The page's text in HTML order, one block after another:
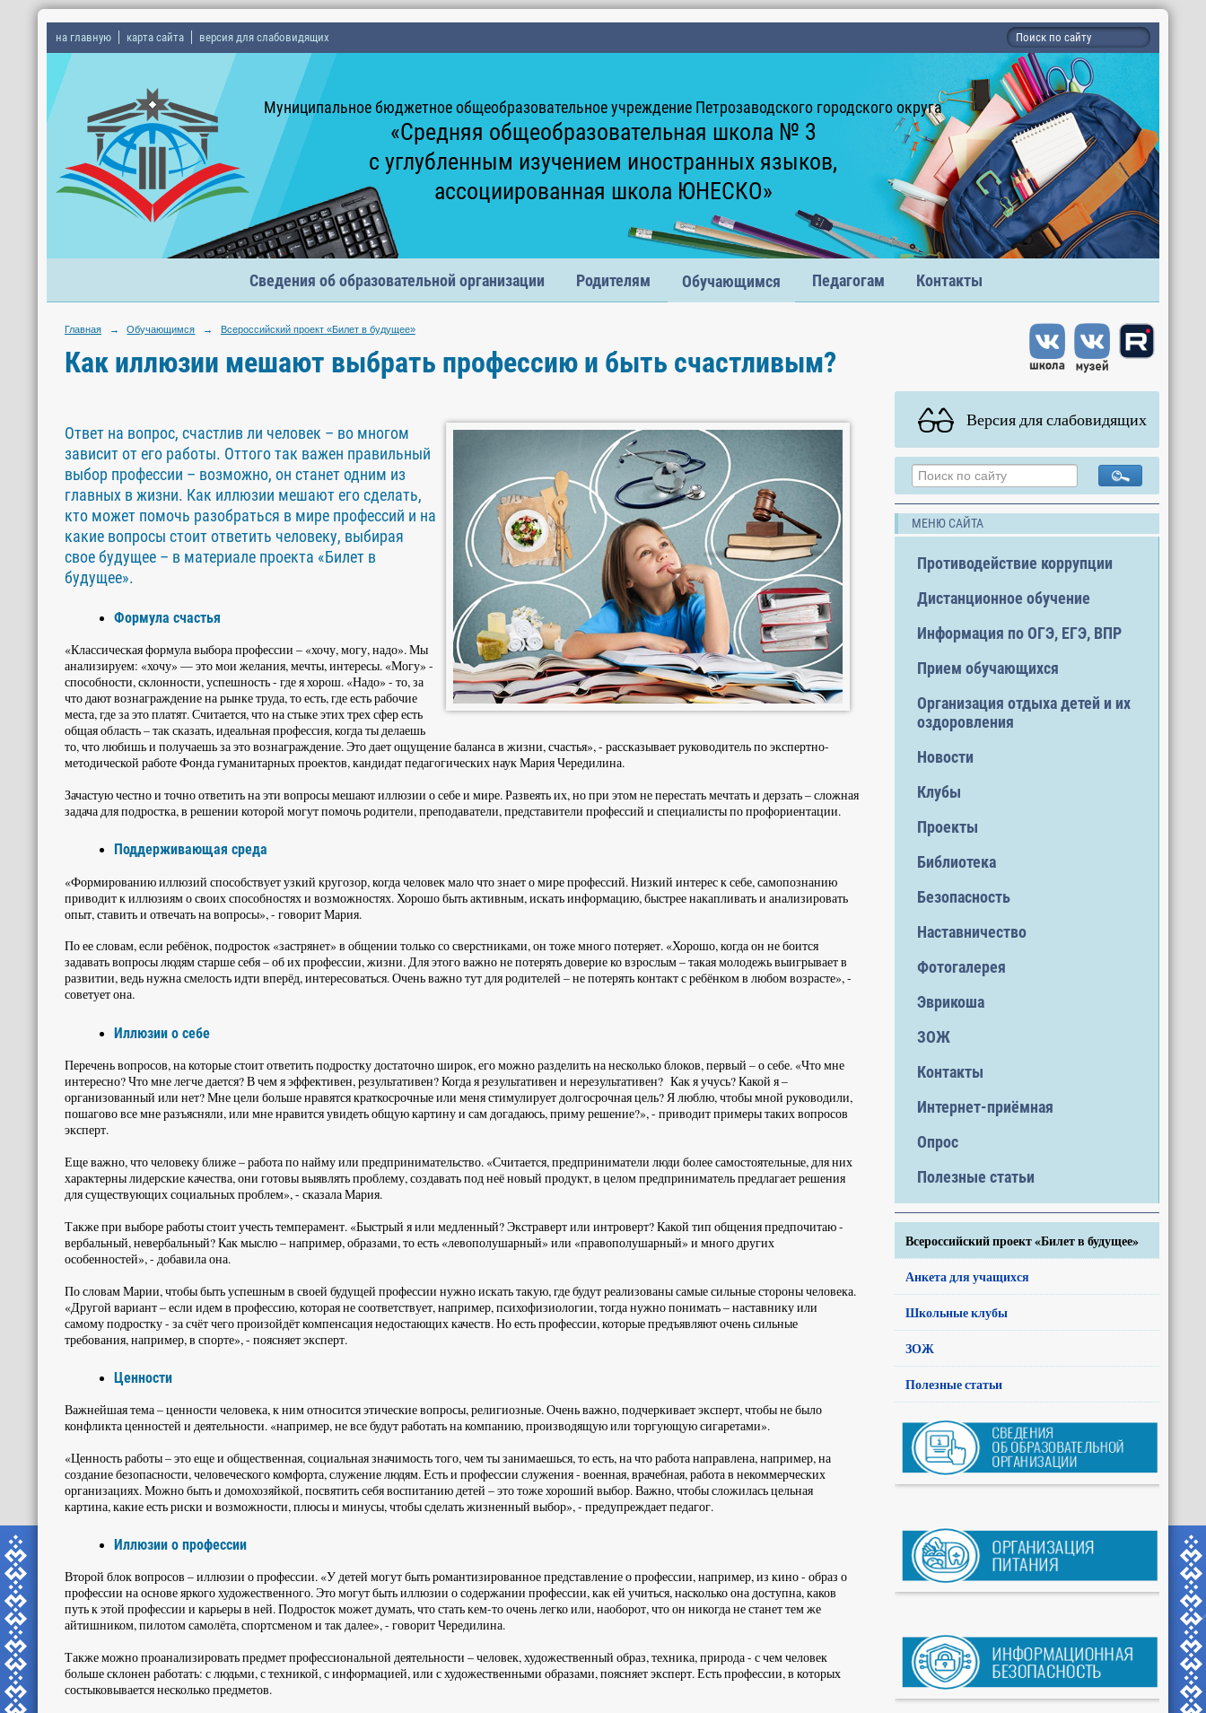
на главную карта сайта версия для слабовидящих
Муниципальное бюджетное общеобразовательное учреждение Петрозаводского городского округа
«Средняя общеобразовательная школа № 3
с углубленным изучением иностранных языков,
ассоциированная школа ЮНЕСКО»
Сведения об образовательной организации Родителям Обучающимся Педагогам Контакты
Главная → Обучающимся → Всероссийский проект «Билет в будущее»
Как иллюзии мешают выбрать профессию и быть счастливым?
Ответ на вопрос, счастлив ли человек – во многом
зависит от его работы. Оттого так важен правильный
выбор профессии – возможно, он станет одним из
главных в жизни. Как иллюзии мешают его сделать,
кто может помочь разобраться в мире профессий и на
какие вопросы стоит ответить человеку, выбирая
свое будущее – в материале проекта «Билет в
будущее».
Формула счастья
«Классическая формула выбора профессии – «хочу, могу, надо». Мы
анализируем: «хочу» — это мои желания, мечты, интересы. «Могу» -
способности, склонности, успешность - где я хорош. «Надо» - то, за
что дают вознаграждение на рынке труда, то есть, где есть рабочие
места, где за это платят. Считается, что на стыке этих трех сфер есть
общая область – так сказать, идеальная профессия, когда ты делаешь
то, что любишь и получаешь за это вознаграждение. Это дает ощущение баланса в жизни, счастья», - рассказывает руководитель по экспертно-
методической работе Фонда гуманитарных проектов, кандидат педагогических наук Мария Чередилина.
Зачастую честно и точно ответить на эти вопросы мешают иллюзии о себе и мире. Развеять их, но при этом не перестать мечтать и дерзать – сложная
задача для подростка, в решении которой могут помочь родители, преподаватели, представители профессий и специалисты по профориентации.
Поддерживающая среда
«Формированию иллюзий способствует узкий кругозор, когда человек мало что знает о мире профессий. Низкий интерес к себе, самопознанию
приводит к иллюзиям о своих способностях и возможностях. Хорошо быть активным, искать информацию, быстрее накапливать и анализировать
опыт, ставить и отвечать на вопросы», - говорит Мария.
По ее словам, если ребёнок, подросток «застрянет» в общении только со сверстниками, он тоже много потеряет. «Хорошо, когда он не боится
задавать вопросы людям старше себя – об их профессии, жизни. Для этого важно не потерять доверие ко взрослым – такая молодежь выигрывает в
развитии, ведь нужна смелость идти вперёд, интересоваться. Очень важно тут для родителей – не потерять контакт с ребёнком в любом возрасте», -
советует она.
Иллюзии о себе
Перечень вопросов, на которые стоит ответить подростку достаточно широк, его можно разделить на несколько блоков, первый – о себе. «Что мне
интересно? Что мне легче дается? В чем я эффективен, результативен? Когда я результативен и нерезультативен? Как я учусь? Какой я –
организованный или нет? Мне цели больше нравятся краткосрочные или меня стимулирует долгосрочная цель? Я люблю, чтобы мной руководили,
пошагово все мне разъясняли, или мне нравится увидеть общую картину и сам догадаюсь, приму решение?», - приводит примеры таких вопросов
эксперт.
Еще важно, что человеку ближе – работа по найму или предпринимательство. «Считается, предприниматели люди более самостоятельные, для них
характерны лидерские качества, они готовы выявлять проблему, создавать под неё новый продукт, в целом предприниматель предлагает решения
для существующих социальных проблем», - сказала Мария.
Также при выборе работы стоит учесть темперамент. «Быстрый я или медленный? Экстраверт или интроверт? Какой тип общения предпочитаю -
вербальный, невербальный? Как мыслю – например, образами, то есть «левополушарный» или «правополушарный» и много других
особенностей», - добавила она.
По словам Марии, чтобы быть успешным в своей будущей профессии нужно искать такую, где будут реализованы самые сильные стороны человека.
«Другой вариант – если идем в профессию, которая не соответствует, например, психофизиологии, тогда нужно понимать – наставнику или
самому подростку - за счёт чего произойдёт компенсация недостающих качеств. Но есть профессии, которые предъявляют очень сильные
требования, например, в спорте», - поясняет эксперт.
Ценности
Важнейшая тема – ценности человека, к ним относится этические вопросы, религиозные. Очень важно, подчеркивает эксперт, чтобы не было
конфликта ценностей и деятельности. «например, не все будут работать на компанию, производящую или торгующую сигаретами».
«Ценность работы – это еще и общественная, социальная значимость того, чем ты занимаешься, то есть, на что работа направлена, например, на
создание безопасности, человеческого комфорта, служение людям. Есть и профессии служения - военная, врачебная, работа в некоммерческих
организациях. Можно быть и домохозяйкой, посвятить себя воспитанию детей – это тоже хороший выбор. Важно, чтобы сложилась цельная
картина, какие есть риски и возможности, плюсы и минусы, чтобы сделать жизненный выбор», - предупреждает педагог.
Иллюзии о профессии
Второй блок вопросов – иллюзии о профессии. «У детей могут быть романтизированное представление о профессии, например, из кино - образ о
профессии на основе яркого художественного. Это могут быть иллюзии о содержании профессии, как ей учиться, насколько она доступна, каков
путь к этой профессии и карьеры в ней. Подросток может думать, что стать кем-то очень легко или, наоборот, что он никогда не станет тем же
айтишником, пилотом самолёта, спортсменом и так далее», - говорит Чередилина.
Также можно проанализировать предмет профессиональной деятельности – человек, художественный образ, техника, природа - с чем человек
больше склонен работать: с людьми, с техникой, с информацией, или с художественными образами, поясняет эксперт. Есть профессии, в которых
состыковывается несколько предметов.
Версия для слабовидящих
МЕНЮ САЙТА
Противодействие коррупции
Дистанционное обучение
Информация по ОГЭ, ЕГЭ, ВПР
Прием обучающихся
Организация отдыха детей и их
оздоровления
Новости
Клубы
Проекты
Библиотека
Безопасность
Наставничество
Фотогалерея
Эврикоша
ЗОЖ
Контакты
Интернет-приёмная
Опрос
Полезные статьи
Всероссийский проект «Билет в будущее»
Анкета для учащихся
Школьные клубы
ЗОЖ
Полезные статьи